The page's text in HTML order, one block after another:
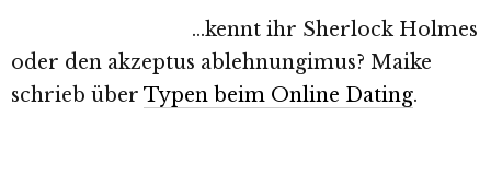
…kennt ihr Sherlock Holmes
oder den akzeptus ablehnungimus? Maike
schrieb über Typen beim Online Dating.